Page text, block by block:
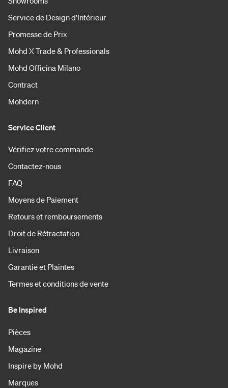
Service de Design d'Intérieur
Promesse de Prix
Mohd X Trade & Professionals
Mohd Officina Milano
Contract
Mohdern
Service Client
Vérifiez votre commande
Contactez-nous
FAQ
Moyens de Paiement
Retours et remboursements
Droit de Rétractation
Livraison
Garantie et Plaintes
Termes et conditions de vente
Be Inspired
Pièces
Magazine
Inspire by Mohd
Marques